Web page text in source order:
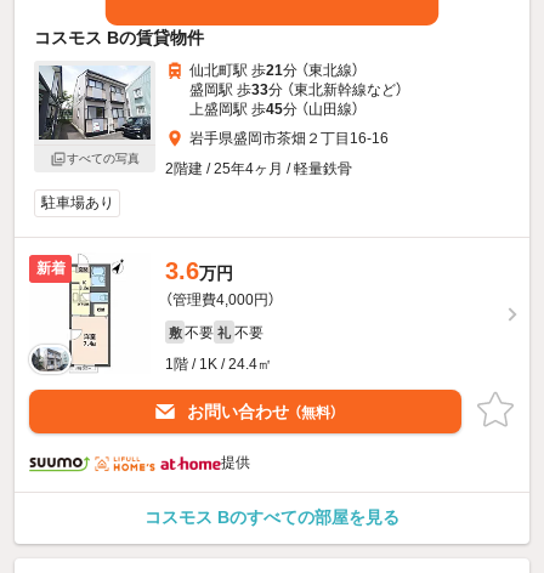
コスモス Bの賃貸物件
すべての写真
仙北町駅 歩21分 （東北線）
盛岡駅 歩33分 （東北新幹線など）
上盛岡駅 歩45分 （山田線）
岩手県盛岡市茶畑２丁目16-16
2階建 / 25年4ヶ月 / 軽量鉄骨
駐車場あり
新着 3.6万円
（管理費4,000円）
敷 不要 礼 不要
1階 / 1K / 24.4㎡
お問い合わせ （無料）
提供
コスモス Bのすべての部屋を見る